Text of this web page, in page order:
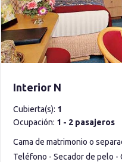
Interior N
Cubierta(s): 1
Ocupación: 1 - 2 pasajeros
Cama de matrimonio o
Teléfono - Secador de pelo -